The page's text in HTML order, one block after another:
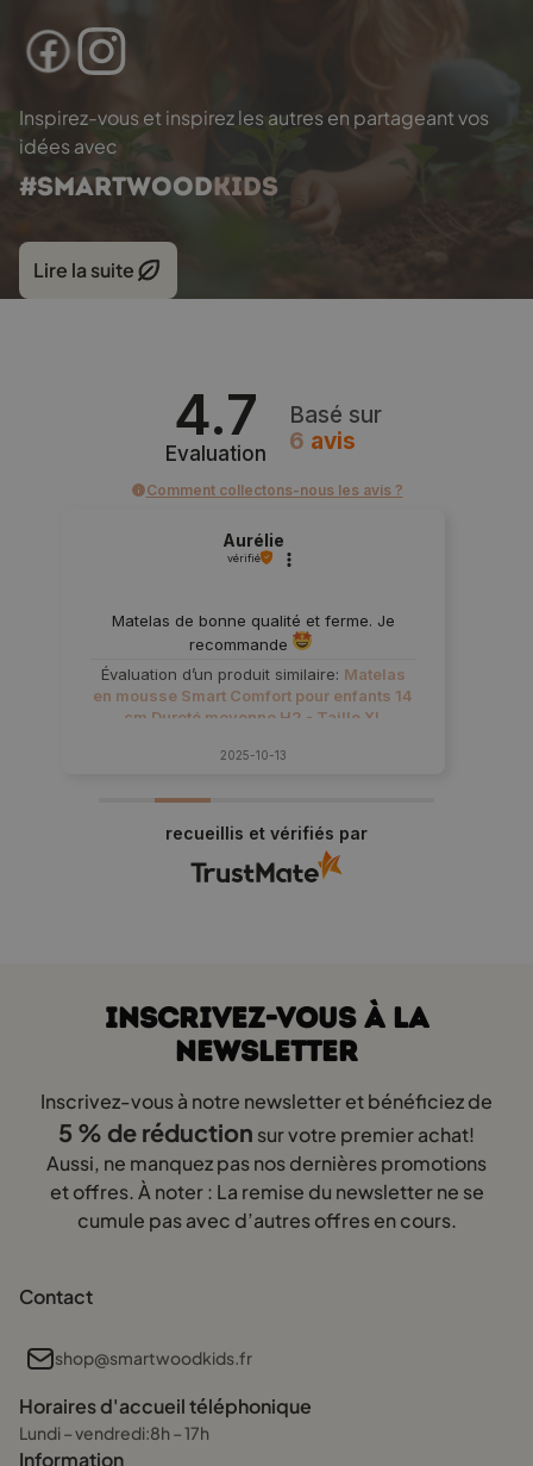
Inspirez-vous et inspirez les autres en partageant vos
idées avec
#SMARTWOODKIDS
Lire la suite
4.7
Evaluation
Basé sur
6 avis
Comment collectons-nous les avis ?
Aurélie
vérifié
Matelas de bonne qualité et ferme. Je
recommande
Évaluation d’un produit similaire: Matelas
en mousse Smart Comfort pour enfants 14
cm Dureté moyenne H2 - Taille XL
2025-10-13
recueillis et vérifiés par
INSCRIVEZ-VOUS À LA
NEWSLETTER
Inscrivez-vous à notre newsletter et bénéficiez de
5 % de réduction sur votre premier achat!
Aussi, ne manquez pas nos dernières promotions
et offres. À noter : La remise du newsletter ne se
cumule pas avec d’autres offres en cours.
Contact
shop@smartwoodkids.fr
Horaires d'accueil téléphonique
Lundi – vendredi:8h – 17h
Information